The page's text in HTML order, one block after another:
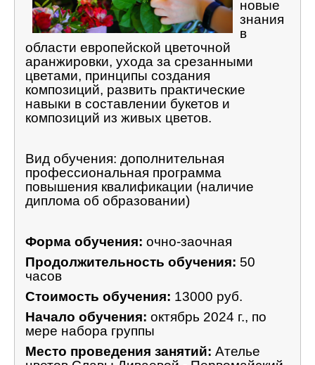
ЦКП АГРОТЕХНОЛОГИИ
НАЦИОНАЛЬНЫЕ ПРОЕКТЫ РОССИИ
МАСТЕР-КЛАССЫ
ЕДИНОЕ ОКНО
СТИПЕНДИАЛЬНЫЕ ПРОГРАММЫ
ПРОТИВОДЕЙСТВИЕ ТЕРРОРИЗМУ
ФАКУЛЬТЕТЫ
ОБЩЕЖИТИЕ
ЖУРНАЛ "ВЕСТНИК АПК ВЕРХНЕВОЛЖЬЯ"
новые
знания
в
области европейской цветочной
аранжировки, ухода за срезанными
цветами, принципы создания
композиций, развить практические
навыки в составлении букетов и
композиций из живых цветов.
Вид обучения: дополнительная
профессиональная программа
повышения квалификации (наличие
диплома об образовании)
Форма обучения: очно-заочная
Продолжительность обучения: 50
часов
Стоимость обучения: 13000 руб.
Начало обучения: октябрь 2024 г., по
мере набора группы
Место проведения занятий: Ателье